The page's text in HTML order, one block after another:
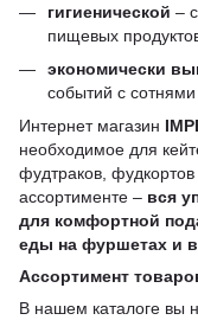
гигиенической –
пищевых
экономически
событий с сотнями
Интернет магазин
необходимое для
фудтраков,
ассортименте – вся
для комфортной
еды на фуршетах и
Ассортимент
В нашем каталоге вы